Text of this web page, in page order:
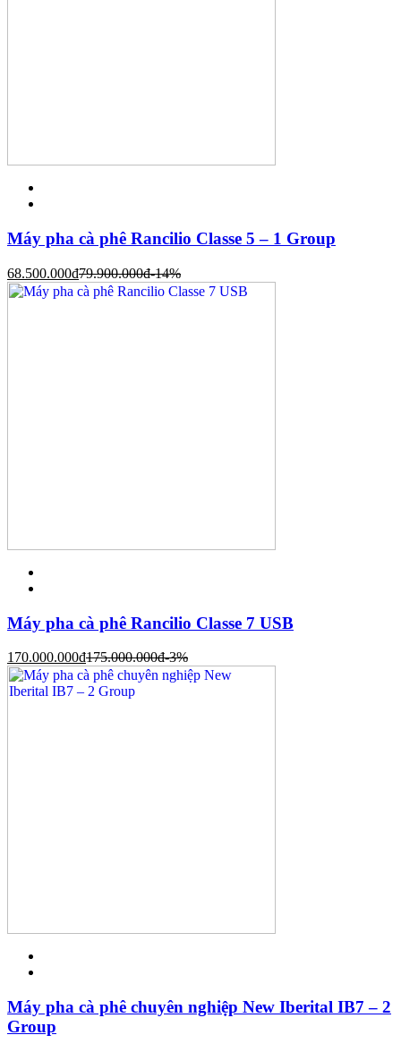
Máy pha cà phê Rancilio Classe 5 – 1 Group
68.500.000đ79.900.000đ-14%
Máy pha cà phê Rancilio Classe 7 USB
170.000.000đ175.000.000đ-3%
Máy pha cà phê chuyên nghiệp New Iberital IB7 – 2
Group